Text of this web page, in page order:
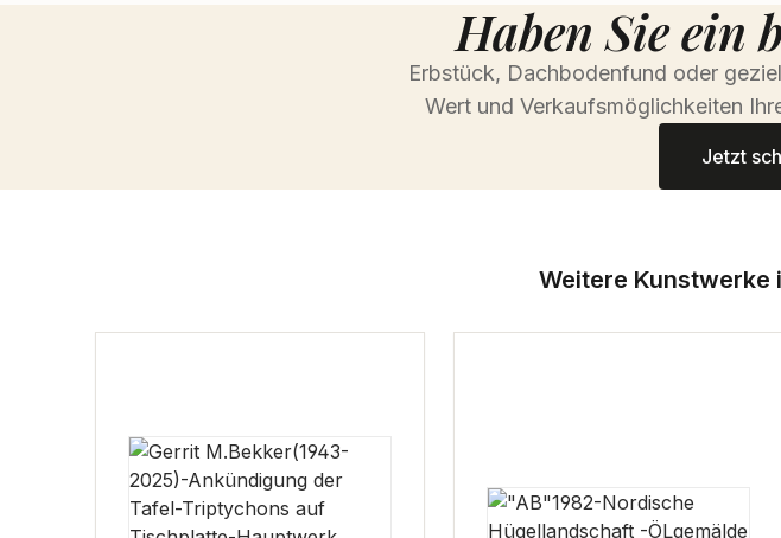
Haben Sie ein
Erbstück, Dachbodenfund oder
Wert und Verkaufsmöglichkeiten
Jetzt
Weitere Kunstwerke